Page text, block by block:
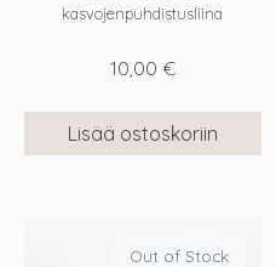
kasvojenpuhdistusliina
10,00 €
Lisää ostoskoriin
Out of Stock